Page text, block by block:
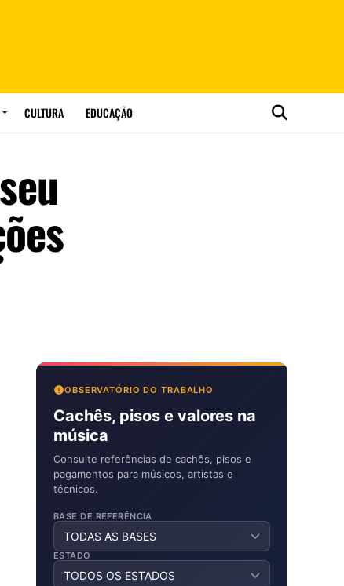
CULTURA EDUCAÇÃO
OBSERVATÓRIO DO TRABALHO
Cachês, pisos e valores na
música
Consulte referências de cachês, pisos e
pagamentos para músicos, artistas e
técnicos.
BASE DE REFERÊNCIA
ESTADO